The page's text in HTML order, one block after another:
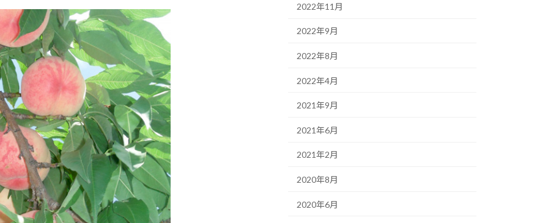
2022年11月
2022年9月
2022年8月
2022年4月
2021年9月
2021年6月
2021年2月
2020年8月
2020年6月